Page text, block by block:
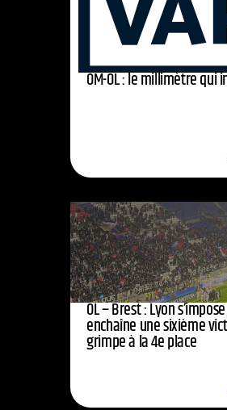
OM-OL : le millimètre qui
OL – Brest : Lyon
enchaîne une sixième
grimpe à la 4e place